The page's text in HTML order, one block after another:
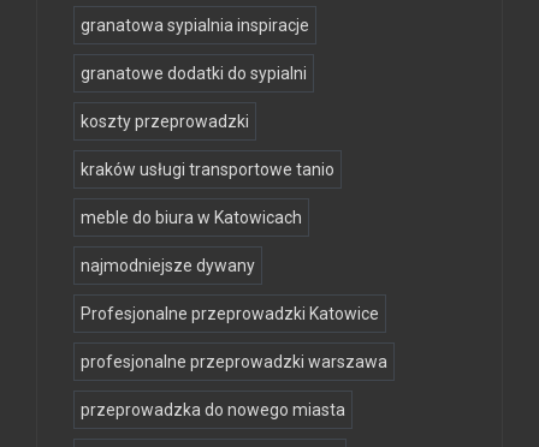
granatowa sypialnia inspiracje
granatowe dodatki do sypialni
koszty przeprowadzki
kraków usługi transportowe tanio
meble do biura w Katowicach
najmodniejsze dywany
Profesjonalne przeprowadzki Katowice
profesjonalne przeprowadzki warszawa
przeprowadzka do nowego miasta